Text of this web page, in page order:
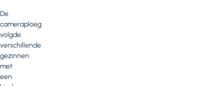
De
cameraploeg
volgde
verschillende
gezinnen
met
een